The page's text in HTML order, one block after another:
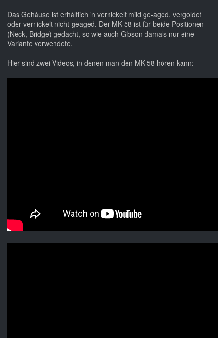
Das Gehäuse ist erhältlich in vernickelt mild ge-aged, vergoldet
oder vernickelt nicht-geaged. Der MK-58 ist für beide Positionen
(Neck, Bridge) gedacht, so wie auch Gibson damals nur eine
Variante verwendete.
Hier sind zwei Videos, in denen man den MK-58 hören kann: